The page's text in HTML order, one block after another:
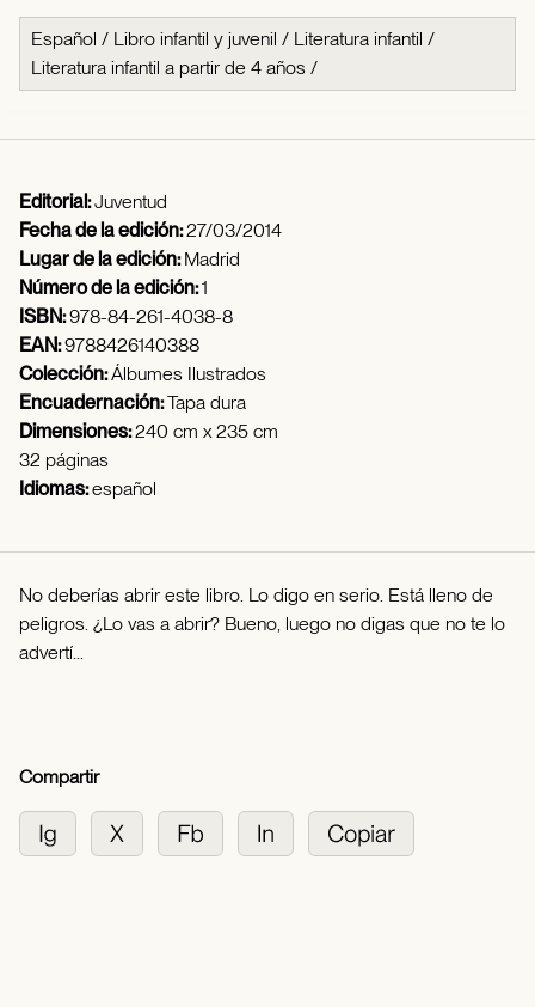
Español / Libro infantil y juvenil / Literatura infantil /
Literatura infantil a partir de 4 años /
Editorial:Juventud
Fecha de la edición:27/03/2014
Lugar de la edición:Madrid
Número de la edición:1
ISBN:978-84-261-4038-8
EAN:9788426140388
Colección:Álbumes Ilustrados
Encuadernación:Tapa dura
Dimensiones:240 cm x 235 cm
32 páginas
Idiomas:español
No deberías abrir este libro. Lo digo en serio. Está lleno de
peligros. ¿Lo vas a abrir? Bueno, luego no digas que no te lo
advertí...
Compartir